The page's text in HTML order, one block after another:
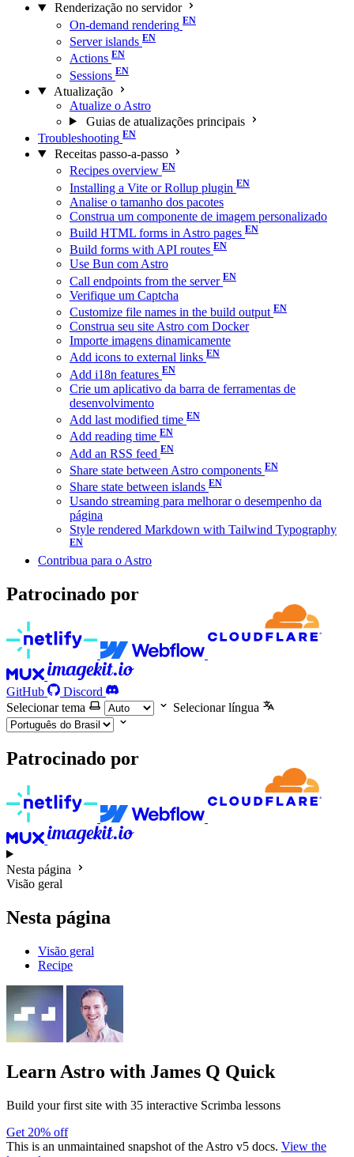
Renderização no servidor
On-demand rendering
Server islands
Actions
Sessions
Atualização
Atualize o Astro
Guias de atualizações principais
Troubleshooting
Receitas passo-a-passo
Recipes overview
Installing a Vite or Rollup plugin
Analise o tamanho dos pacotes
Construa um componente de imagem personalizado
Build HTML forms in Astro pages
Build forms with API routes
Use Bun com Astro
Call endpoints from the server
Verifique um Captcha
Customize file names in the build output
Construa seu site Astro com Docker
Importe imagens dinamicamente
Add icons to external links
Add i18n features
Crie um aplicativo da barra de ferramentas de
desenvolvimento
Add last modified time
Add reading time
Add an RSS feed
Share state between Astro components
Share state between islands
Usando streaming para melhorar o desempenho da
página
Style rendered Markdown with Tailwind Typography
Contribua para o Astro
Patrocinado por
GitHub
Discord
Selecionar tema
Selecionar língua
Patrocinado por
Nesta página
Visão geral
Nesta página
Visão geral
Recipe
Learn Astro with James Q Quick
Build your first site with 35 interactive Scrimba lessons
Get 20% off
This is an unmaintained snapshot of the Astro v5 docs. View the